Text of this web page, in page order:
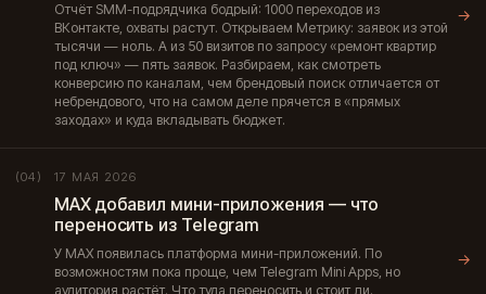
Отчёт SMM-подрядчика бодрый: 1000 переходов из
ВКонтакте, охваты растут. Открываем Метрику: заявок из этой
тысячи — ноль. А из 50 визитов по запросу «ремонт квартир
под ключ» — пять заявок. Разбираем, как смотреть
конверсию по каналам, чем брендовый поиск отличается от
небрендового, что на самом деле прячется в «прямых
заходах» и куда вкладывать бюджет.
→
(04) 17 МАЯ 2026
MAX добавил мини-приложения — что
переносить из Telegram
У MAX появилась платформа мини-приложений. По
возможностям пока проще, чем Telegram Mini Apps, но
аудитория растёт. Что туда переносить и стоит ли.
→